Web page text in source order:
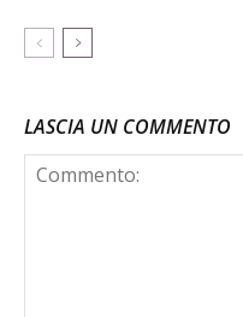
LASCIA UN COMMENTO